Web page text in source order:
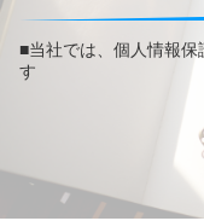
■当社では、個人情報保
す